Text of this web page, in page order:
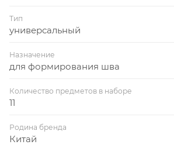
Тип
универсальный
Назначение
для формирования шва
Количество предметов в наборе
11
Родина бренда
Китай